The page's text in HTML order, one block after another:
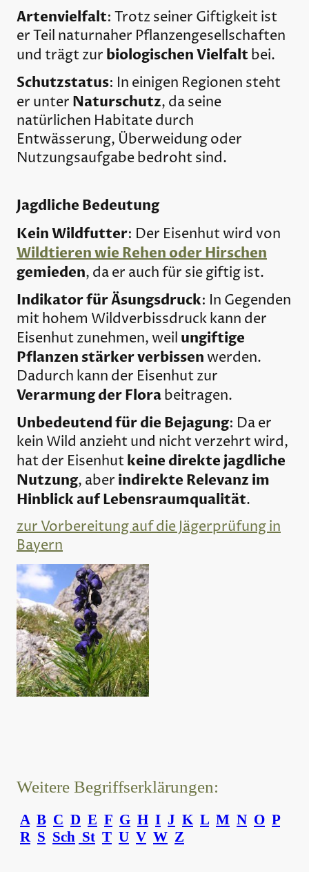
Artenvielfalt: Trotz seiner Giftigkeit ist
er Teil naturnaher Pflanzengesellschaften
und trägt zur biologischen Vielfaltbei.
Schutzstatus: In einigen Regionen steht
er unter Naturschutz, da seine
natürlichen Habitate durch
Entwässerung, Überweidung oder
Nutzungsaufgabe bedroht sind.
Jagdliche Bedeutung
Kein Wildfutter: Der Eisenhut wird von
Wildtieren wie Rehen oder Hirschen
gemieden, da er auch für sie giftig ist.
Indikator für Äsungsdruck: In Gegenden
mit hohem Wildverbissdruck kann der
Eisenhut zunehmen, weil ungiftige
Pflanzen stärker verbissenwerden.
Dadurch kann der Eisenhut zur
Verarmung der Florabeitragen.
Unbedeutend für die Bejagung: Da er
kein Wild anzieht und nicht verzehrt wird,
hat der Eisenhutkeine direkte jagdliche
Nutzung, aber indirekte Relevanz im
Hinblick auf Lebensraumqualität.
zur Vorbereitung auf die Jägerprüfung in
Bayern
Weitere Begriffserklärungen:
A B C D E F G H I J K L M N O P
R S Sch St T U V W Z